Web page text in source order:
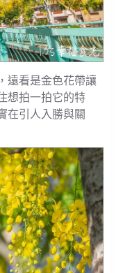
遠看是金色花帶讓
想拍一拍它的特
在引人入勝與關